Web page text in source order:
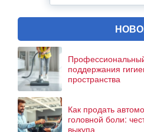
поддержания
пространства
Как продать
головной боли:
выкупа